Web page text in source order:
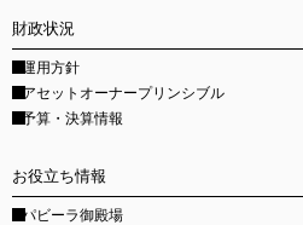
財政状況
運用方針
アセットオーナープリンシブル
予算・決算情報
お役立ち情報
パビーラ御殿場